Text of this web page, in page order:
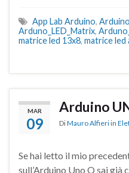
App Lab Arduino,
Arduno_LED_Matrix,
matrice led 13x8, matrice led
MAR
09
Arduino
DiMauro Alfieri in
Se hai letto il mio
sull’Arduino Uno Q sai già